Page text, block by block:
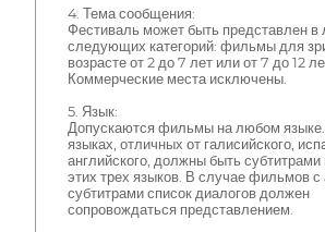
4. Тема сообщения:
Фестиваль может быть представлен в
следующих категорий: фильмы для
возрасте от 2 до 7 лет или от 7 до 12
Коммерческие места исключены.
5. Язык:
Допускаются фильмы на любом
языках, отличных от галисийского,
английского, должны быть субтитрами
этих трех языков. В случае фильмов с
субтитрами список диалогов должен
сопровождаться представлением.